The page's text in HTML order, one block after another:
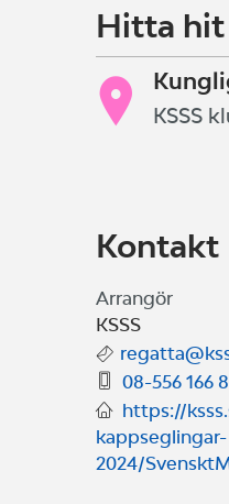
Hitta hit
KSSS
Kontakt
Arrangör
KSSS
08-556 166
https://
kappseglingar-
2024/